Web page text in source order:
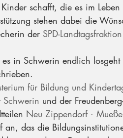
schafft, die es im
stehen dabei die
der SPD-
in Schwerin endlich
für Bildung und
Schwerin und der
Neu Zippendorf ·
an, das die